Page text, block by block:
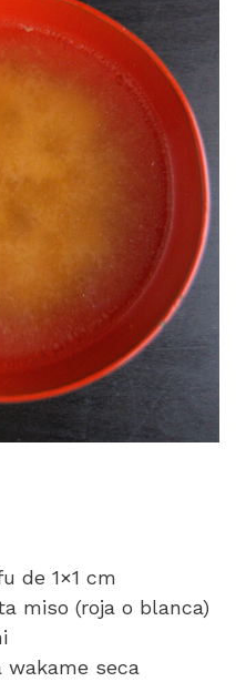
de 1×1 cm
miso (roja o blanca)
wakame seca